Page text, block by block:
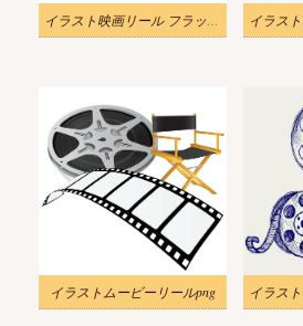
イラスト映画リール フラット アイコン
イラストムービーリールpng